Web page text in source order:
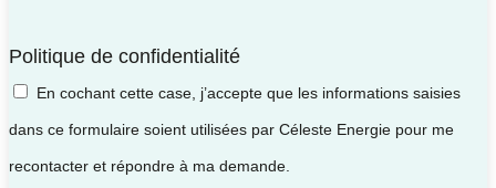
Politique de confidentialité
En cochant cette case, j’accepte que les informations saisies
dans ce formulaire soient utilisées par Céleste Energie pour me
recontacter et répondre à ma demande.